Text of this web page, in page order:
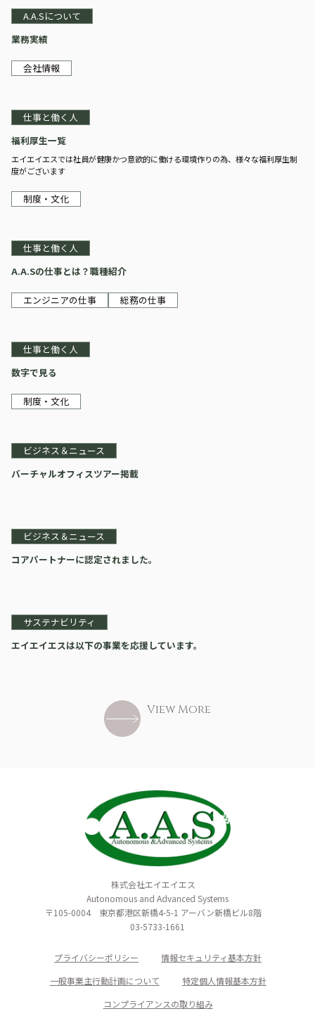
A.A.Sについて
業務実績
会社情報
仕事と働く人
福利厚生一覧
エイエイエスでは社員が健康かつ意欲的に働ける環境作りの為、様々な福利厚生制
度がございます
制度・文化
仕事と働く人
A.A.Sの仕事とは？職種紹介
エンジニアの仕事 総務の仕事
仕事と働く人
数字で見る
制度・文化
ビジネス＆ニュース
バーチャルオフィスツアー掲載
ビジネス＆ニュース
コアパートナーに認定されました。
サステナビリティ
エイエイエスは以下の事業を応援しています。
View More
株式会社エイエイエス
Autonomous and Advanced Systems
〒105-0004 東京都港区新橋4-5-1 アーバン新橋ビル8階
03-5733-1661
プライバシーポリシー
情報セキュリティ基本方針
一般事業主行動計画について
特定個人情報基本方針
コンプライアンスの取り組み